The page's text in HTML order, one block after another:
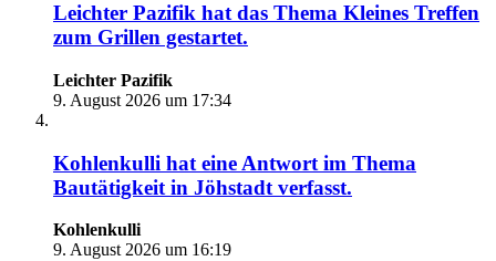
Leichter Pazifik hat das Thema Kleines Treffen
zum Grillen gestartet.
Leichter Pazifik
9. August 2026 um 17:34
Kohlenkulli hat eine Antwort im Thema
Bautätigkeit in Jöhstadt verfasst.
Kohlenkulli
9. August 2026 um 16:19